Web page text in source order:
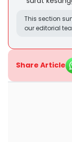
This section
our editorial
Share Article